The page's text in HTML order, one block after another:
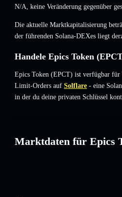
N/A, keine Veränderung gegenüber
Die aktuelle Marktkapitalisierung
der führenden Solana-DEXes liegt
Handele Epics Token
Epics Token (EPCT) ist verfügbar für
Limit-Orders auf Solflare - eine
in der du deine privaten Schlüssel
Marktdaten für Epics